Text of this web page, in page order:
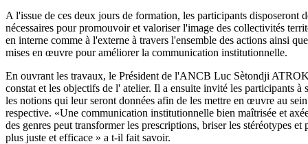
A l'issue de ces deux jours de formation, les participants disposeront
nécessaires pour promouvoir et valoriser l'image des collectivités
en interne comme à l'externe à travers l'ensemble des actions ainsi
mises en œuvre pour améliorer la communication institutionnelle.
En ouvrant les travaux, le Président de l'ANCB Luc Sètondji
constat et les objectifs de l' atelier. Il a ensuite invité les participants à
les notions qui leur seront données afin de les mettre en œuvre au
respective. «Une communication institutionnelle bien maîtrisée et
des genres peut transformer les prescriptions, briser les stéréotypes
plus juste et efficace » a t-il fait savoir.